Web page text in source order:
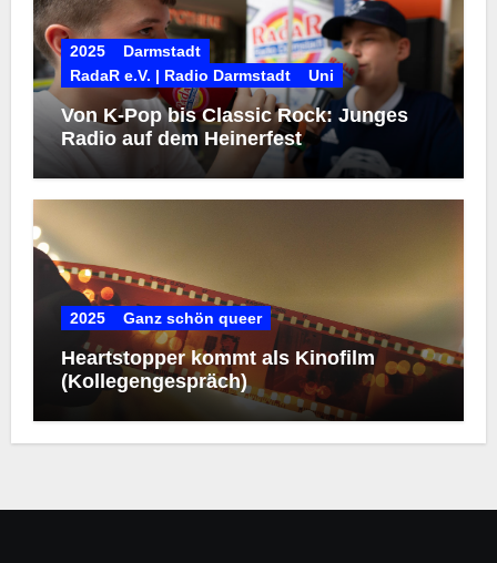
2025
Darmstadt
RadaR e.V. | Radio Darmstadt
Uni
Von K-Pop bis Classic Rock: Junges
Radio auf dem Heinerfest
2025 Ganz schön queer
Heartstopper kommt als Kinofilm
(Kollegengespräch)